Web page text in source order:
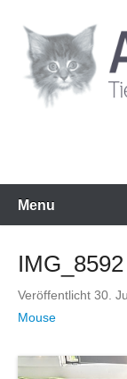
Inhalt
wechseln
Menu
IMG_8592
Veröffentlicht 30.
Mouse